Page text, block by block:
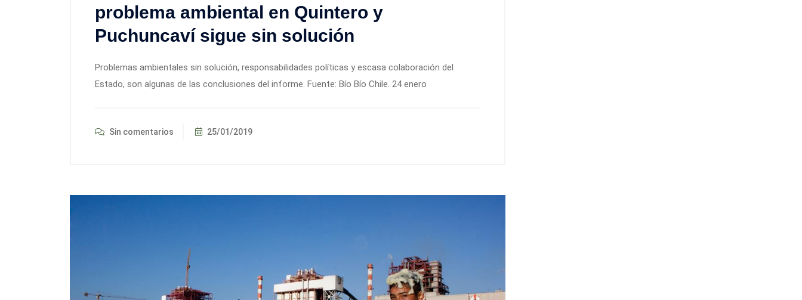
problema ambiental en Quintero y
Puchuncaví sigue sin solución
Problemas ambientales sin solución, responsabilidades políticas y escasa colaboración del
Estado, son algunas de las conclusiones del informe. Fuente: Bío Bío Chile. 24 enero
Sin comentarios 25/01/2019